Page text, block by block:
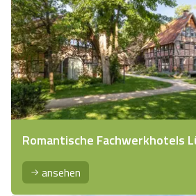
Romantische Fachwerkhotels
ansehen